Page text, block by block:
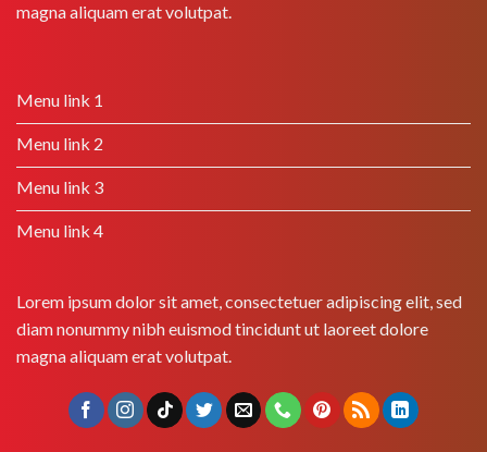
magna aliquam erat volutpat.
Menu link 1
Menu link 2
Menu link 3
Menu link 4
Lorem ipsum dolor sit amet, consectetuer adipiscing elit, sed
diam nonummy nibh euismod tincidunt ut laoreet dolore
magna aliquam erat volutpat.